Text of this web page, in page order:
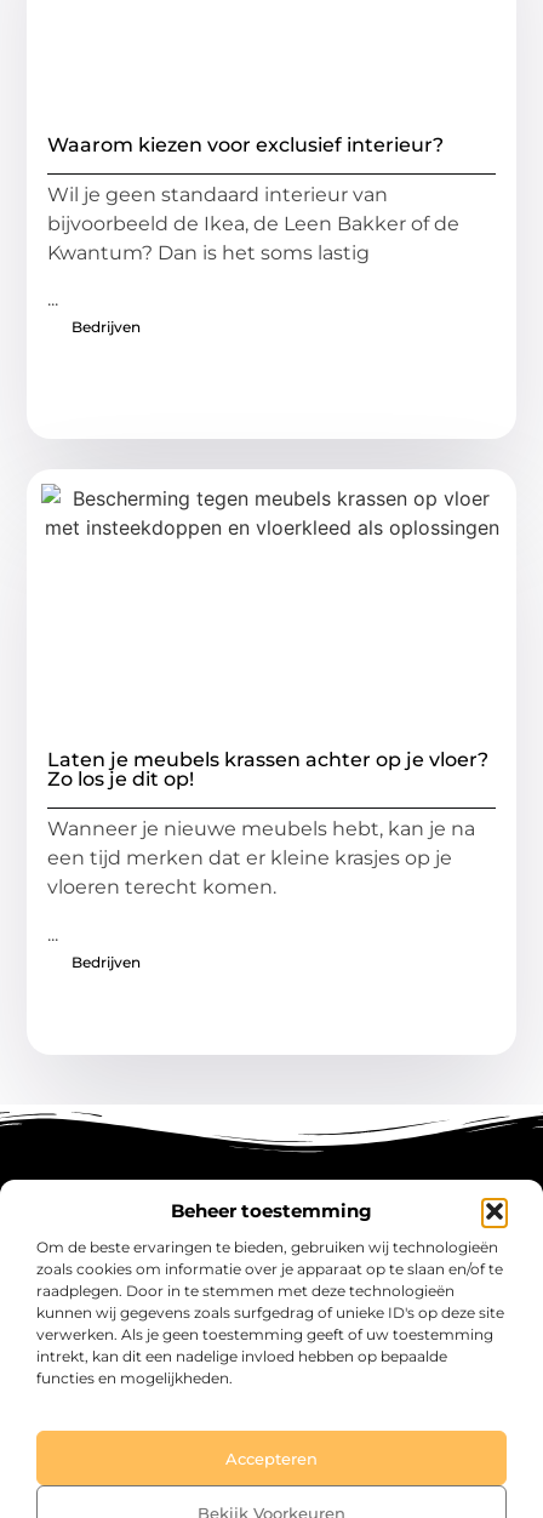
Beheer toestemming
Om de beste ervaringen te bieden, gebruiken wij technologieën
zoals cookies om informatie over je apparaat op te slaan en/of te
raadplegen. Door in te stemmen met deze technologieën
kunnen wij gegevens zoals surfgedrag of unieke ID's op deze site
verwerken. Als je geen toestemming geeft of uw toestemming
intrekt, kan dit een nadelige invloed hebben op bepaalde
functies en mogelijkheden.
Accepteren
Bekijk Voorkeuren
Waarom kiezen voor exclusief interieur?
Wil je geen standaard interieur van
bijvoorbeeld de Ikea, de Leen Bakker of de
Kwantum? Dan is het soms lastig
...
Bedrijven
Laten je meubels krassen achter op je vloer?
Zo los je dit op!
Wanneer je nieuwe meubels hebt, kan je na
een tijd merken dat er kleine krasjes op je
vloeren terecht komen.
...
Bedrijven
intaro.nl – Jouw verzameling van inspirerende
Ontdek blogs en artikelen over alles wat het dagelijks leven boeiend
maakt.
@2025 All Right Reserved. Design by www.intaro.nl.